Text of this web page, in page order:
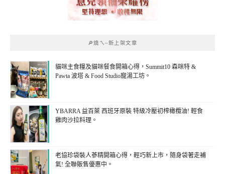
🔎燒ㄟ~新上架文章
貓咪主食糧及貓咪餐食開箱心得，Summit10 森咪特 &
Pawta 波塔 & Food Studio寵湯工坊。
YBARRA 益百萊 西班牙原裝 特級冷壓初榨橄欖油! 輕食
雞肉沙拉料理。
老協珍袋裝人蔘精開箱心得，輕巧新上市，隨身袋著走補
氣! 全聯販售優惠中。